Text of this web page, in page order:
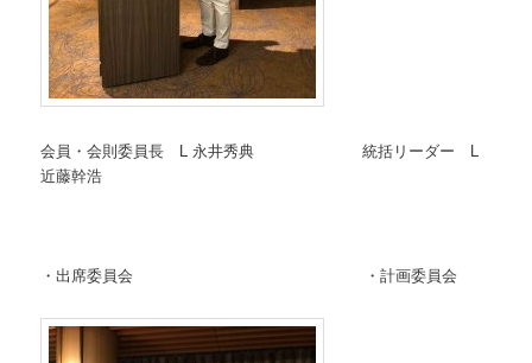
会員・会則委員長 L 永井秀典 統括リーダー L
近藤幹浩
・出席委員会 ・計画委員会